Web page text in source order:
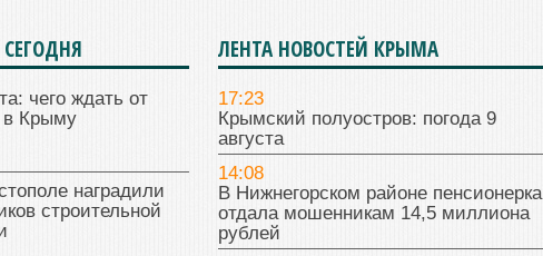
чего ждать от
в Крыму
наградили
строительной
ЛЕНТА НОВОСТЕЙ КРЫМА
17:23
Крымский полуостров: погода 9
августа
14:08
В Нижнегорском районе пенсионерка
отдала мошенникам 14,5 миллиона
рублей